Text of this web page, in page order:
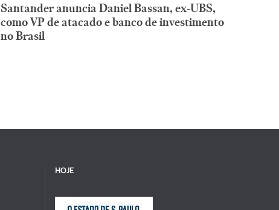
Santander anuncia Daniel Bassan, ex-UBS,
como VP de atacado e banco de investimento
no Brasil
HOJE